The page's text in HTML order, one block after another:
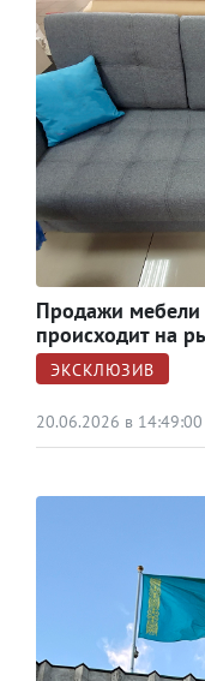
Продажи мебели
происходит на
ЭКСКЛЮЗИВ
20.06.2026 в 14:49:00